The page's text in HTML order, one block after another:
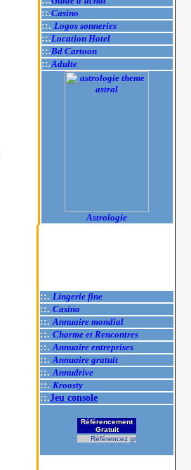
::.Casino
::. Logos sonneries
::.Location Hotel
::.Bd Cartoon
::.Adulte
Astrologie
::. Lingerie fine
::. Casino
::.Annuaire mondial
::. Charme et Rencontres
::.Annuaire entreprises
::.Annuaire gratuit
::.Annudrive
::. Kroosty
::.Jeu console
Référencement
Gratuit
Référencez gratuitement votre site.